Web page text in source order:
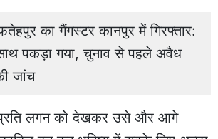
का गैंगस्टर कानपुर में गिरफ्तार:
पकड़ा गया, चुनाव से पहले अवैध
जांच
प्रति लगन को देखकर उसे और आगे